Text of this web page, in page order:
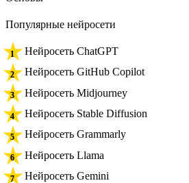
Популярные нейросети
Нейросеть ChatGPT
Нейросеть GitHub Copilot
Нейросеть Midjourney
Нейросеть Stable Diffusion
Нейросеть Grammarly
Нейросеть Llama
Нейросеть Gemini